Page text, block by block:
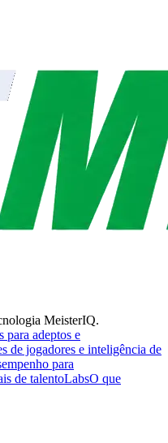
MeisterIQ.
para adeptos e
de jogadores e inteligência de
para
de talentoLabsO que